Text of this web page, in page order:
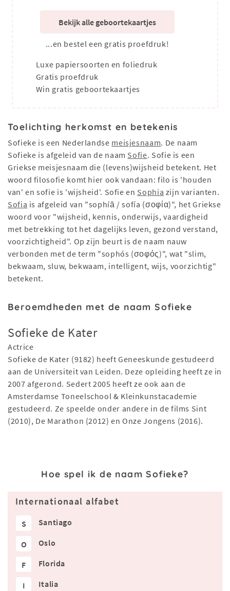
Bekijk alle geboortekaartjes
...en bestel een gratis proefdruk!
Luxe papiersoorten en foliedruk
Gratis proefdruk
Win gratis geboortekaartjes
Toelichting herkomst en betekenis
Sofieke is een Nederlandse meisjesnaam. De naam
Sofieke is afgeleid van de naam Sofie. Sofie is een
Griekse meisjesnaam die (levens)wijsheid betekent. Het
woord filosofie komt hier ook vandaan: filo is 'houden
van' en sofie is 'wijsheid'. Sofie en Sophia zijn varianten.
Sofia is afgeleid van "sophíā / sofía (σοφία)", het Griekse
woord voor "wijsheid, kennis, onderwijs, vaardigheid
met betrekking tot het dagelijks leven, gezond verstand,
voorzichtigheid". Op zijn beurt is de naam nauw
verbonden met de term "sophós (σοφός)", wat "slim,
bekwaam, sluw, bekwaam, intelligent, wijs, voorzichtig"
betekent.
Beroemdheden met de naam Sofieke
Sofieke de Kater
Actrice
Sofieke de Kater (9182) heeft Geneeskunde gestudeerd
aan de Universiteit van Leiden. Deze opleiding heeft ze in
2007 afgerond. Sedert 2005 heeft ze ook aan de
Amsterdamse Toneelschool & Kleinkunstacademie
gestudeerd. Ze speelde onder andere in de films Sint
(2010), De Marathon (2012) en Onze Jongens (2016).
Hoe spel ik de naam Sofieke?
Internationaal alfabet
S Santiago
O Oslo
F Florida
I Italia